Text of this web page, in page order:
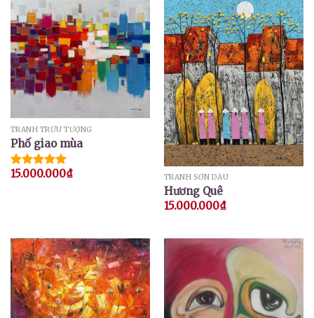
TRANH TRỪU TƯỢNG
Phố giao mùa
Được xếp
15.000.000₫ TRANH SƠN DẦU
Hương Quê
15.000.000₫